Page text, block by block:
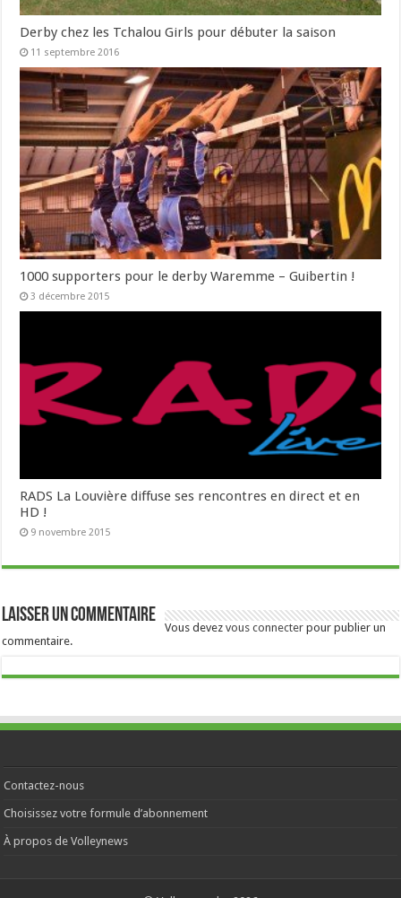
Derby chez les Tchalou Girls pour débuter la saison
11 septembre 2016
1000 supporters pour le derby Waremme – Guibertin !
3 décembre 2015
RADS La Louvière diffuse ses rencontres en direct et en
HD !
9 novembre 2015
Laisser un commentaire
Vous devezvous connecter pour publier un
commentaire.
Contactez-nous
Choisissez votre formule d’abonnement
À propos de Volleynews